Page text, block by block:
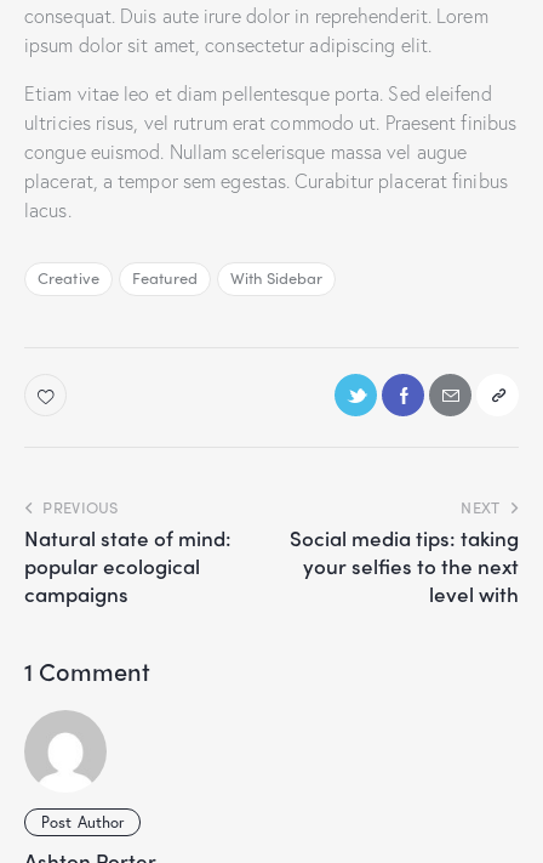
consequat. Duis aute irure dolor in reprehenderit. Lorem
ipsum dolor sit amet, consectetur adipiscing elit.
Etiam vitae leo et diam pellentesque porta. Sed eleifend
ultricies risus, vel rutrum erat commodo ut. Praesent finibus
congue euismod. Nullam scelerisque massa vel augue
placerat, a tempor sem egestas. Curabitur placerat finibus
lacus.
Creative Featured With Sidebar
PREVIOUS
Natural state of mind:
popular ecological
campaigns
NEXT
Social media tips: taking
your selfies to the next
level with
1 Comment
Post Author